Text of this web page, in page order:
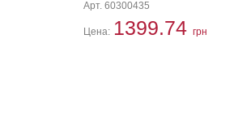
Арт. 60300435
Цена: 1399.74 грн